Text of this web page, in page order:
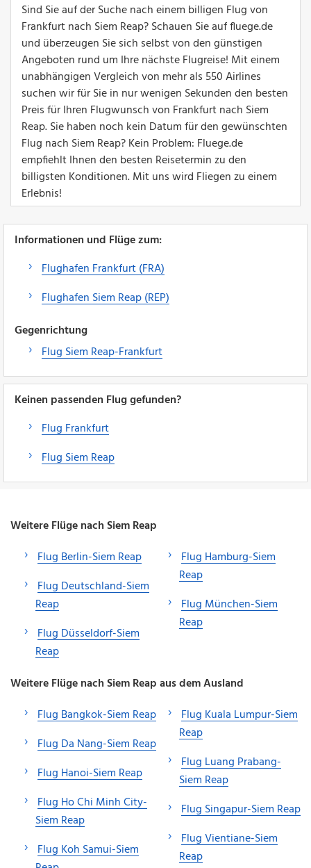
Sind Sie auf der Suche nach einem billigen Flug von
Frankfurt nach Siem Reap? Schauen Sie auf fluege.de
und überzeugen Sie sich selbst von den günstigen
Angeboten rund um Ihre nächste Flugreise! Mit einem
unabhängigen Vergleich von mehr als 550 Airlines
suchen wir für Sie in nur wenigen Sekunden den besten
Preis für Ihren Flugwunsch von Frankfurt nach Siem
Reap. Sie haben noch kein Datum für den gewünschten
Flug nach Siem Reap? Kein Problem: Fluege.de
empfiehlt Ihnen den besten Reisetermin zu den
billigsten Konditionen. Mit uns wird Fliegen zu einem
Erlebnis!
Informationen und Flüge zum:
Flughafen Frankfurt (FRA)
Flughafen Siem Reap (REP)
Gegenrichtung
Flug Siem Reap-Frankfurt
Keinen passenden Flug gefunden?
Flug Frankfurt
Flug Siem Reap
Weitere Flüge nach Siem Reap
Flug Berlin-Siem Reap
Flug Deutschland-Siem
Reap
Flug Düsseldorf-Siem
Reap
Flug Hamburg-Siem
Reap
Flug München-Siem
Reap
Weitere Flüge nach Siem Reap aus dem Ausland
Flug Bangkok-Siem Reap
Flug Da Nang-Siem Reap
Flug Hanoi-Siem Reap
Flug Ho Chi Minh City-
Siem Reap
Flug Koh Samui-Siem
Flug Kuala Lumpur-Siem
Reap
Flug Luang Prabang-
Siem Reap
Flug Singapur-Siem Reap
Flug Vientiane-Siem
Reap